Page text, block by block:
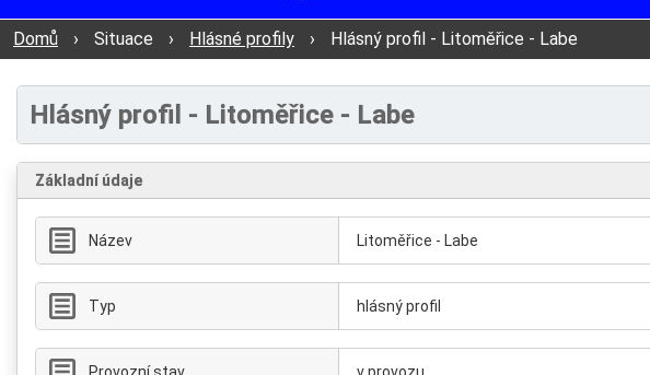
Domů › Situace › Hlásné profily › Hlásný profil - Litoměřice - Labe
Hlásný profil - Litoměřice - Labe
Základní údaje
Název Litoměřice - Labe
Typ hlásný profil